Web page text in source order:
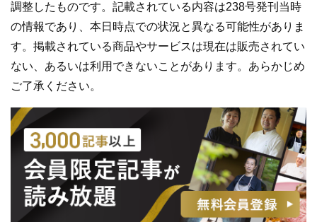
調整したものです。記載されている内容は238号発刊当時
の情報であり、本日時点での状況と異なる可能性がありま
す。掲載されている商品やサービスは現在は販売されてい
ない、あるいは利用できないことがあります。あらかじめ
ご了承ください。